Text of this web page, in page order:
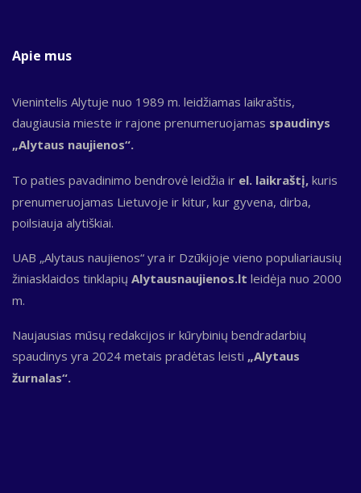
Apie mus
Vienintelis Alytuje nuo 1989 m. leidžiamas laikraštis,
daugiausia mieste ir rajone prenumeruojamas spaudinys
„Alytaus naujienos“.
To paties pavadinimo bendrovė leidžia ir el. laikraštį, kuris
prenumeruojamas Lietuvoje ir kitur, kur gyvena, dirba,
poilsiauja alytiškiai.
UAB „Alytaus naujienos“ yra ir Dzūkijoje vieno populiariausių
žiniasklaidos tinklapių Alytausnaujienos.lt leidėja nuo 2000
m.
Naujausias mūsų redakcijos ir kūrybinių bendradarbių
spaudinys yra 2024 metais pradėtas leisti „Alytaus
žurnalas“.